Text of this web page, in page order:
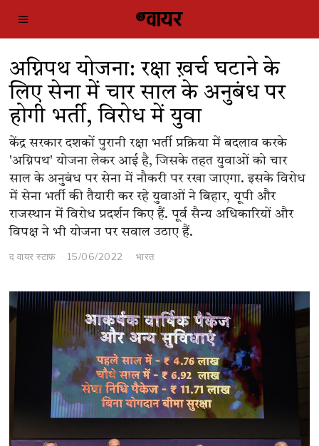
अग्निपथ योजना: रक्षा ख़र्च घटाने के
लिए सेना में चार साल के अनुबंध पर
होगी भर्ती, विरोध में युवा
केंद्र सरकार दशकों पुरानी रक्षा भर्ती प्रक्रिया में बदलाव करके
'अग्निपथ' योजना लेकर आई है, जिसके तहत युवाओं को चार
साल के अनुबंध पर सेना में नौकरी पर रखा जाएगा. इसके विरोध
में सेना भर्ती की तैयारी कर रहे युवाओं ने बिहार, यूपी और
राजस्थान में विरोध प्रदर्शन किए हैं. पूर्व सैन्य अधिकारियों और
विपक्ष ने भी योजना पर सवाल उठाए हैं.
द वायर स्टाफ 15/06/2022 भारत